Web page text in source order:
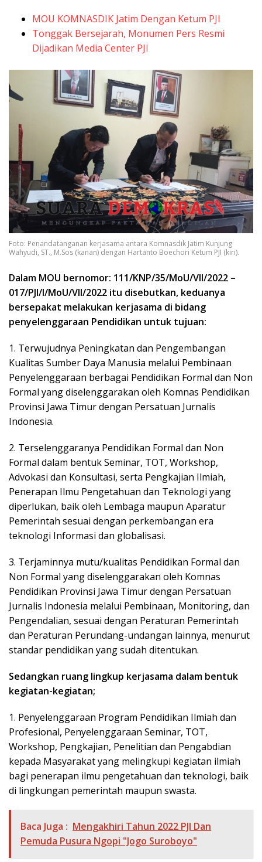
MOU KOMNASDIK Jatim Dengan Ketum PJI
Tonggak Bersejarah, Monumen Pers Resmi
Dijadikan Media Center PJI
Foto: Penandatanganan kerjasama antara Komnasdik Jatim Kunjung
Wahyudi, ST., M.Sos (kanan) dengan Hartanto Boechori Ketum PJI (kiri).
Dalam MOU bernomor: 111/KNP/35/MoU/VII/2022 –
017/PJI/I/MoU/VII/2022 itu disebutkan, keduanya
bersepakat melakukan kerjasama di bidang
penyelenggaraan Pendidikan untuk tujuan:
1. Terwujudnya Peningkatan dan Pengembangan
Kualitas Sumber Daya Manusia melalui Pembinaan
Penyelenggaraan berbagai Pendidikan Formal dan Non
Formal yang diselenggarakan oleh Komnas Pendidikan
Provinsi Jawa Timur dengan Persatuan Jurnalis
Indonesia.
2. Terselenggaranya Pendidikan Formal dan Non
Formal dalam bentuk Seminar, TOT, Workshop,
Advokasi dan Konsultasi, serta Pengkajian Ilmiah,
Penerapan Ilmu Pengetahuan dan Teknologi yang
diperlukan, baik oleh Lembaga maupun Aparatur
Pemerintah sesuai dengan perkembangan era
teknologi Informasi dan globalisasi.
3. Terjaminnya mutu/kualitas Pendidikan Formal dan
Non Formal yang diselenggarakan oleh Komnas
Pendidikan Provinsi Jawa Timur dengan Persatuan
Jurnalis Indonesia melalui Pembinaan, Monitoring, dan
Pengendalian, sesuai dengan Peraturan Pemerintah
dan Peraturan Perundang-undangan lainnya, menurut
standar pendidikan yang sudah ditentukan.
Sedangkan ruang lingkup kerjasama dalam bentuk
kegiatan-kegiatan;
1. Penyelenggaraan Program Pendidikan Ilmiah dan
Profesional, Penyelenggaraan Seminar, TOT,
Workshop, Pengkajian, Penelitian dan Pengabdian
kepada Masyarakat yang melingkupi kegiatan ilmiah
bagi penerapan ilmu pengetahuan dan teknologi, baik
di lingkungan pemerintah maupun swasta.
Baca Juga : Mengakhiri Tahun 2022 PJI Dan
Pemuda Pusura Ngopi "Jogo Suroboyo"